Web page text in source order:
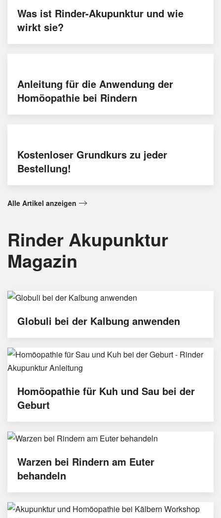
Was ist Rinder-Akupunktur und wie
wirkt sie?
Anleitung für die Anwendung der
Homöopathie bei Rindern
Kostenloser Grundkurs zu jeder
Bestellung!
Alle Artikel anzeigen
Rinder Akupunktur
Magazin
Globuli bei der Kalbung anwenden
Homöopathie für Kuh und Sau bei der
Geburt
Warzen bei Rindern am Euter
behandeln